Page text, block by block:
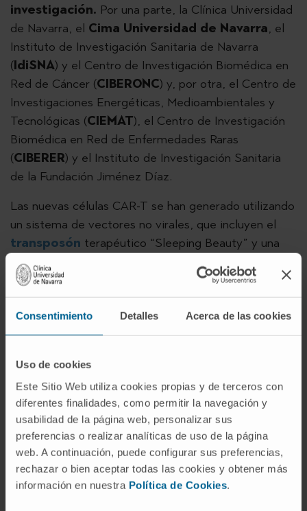
Consentimiento Detalles Acerca de las cookies
Uso de cookies
Este Sitio Web utiliza cookies propias y de terceros con
diferentes finalidades, como permitir la navegación y
usabilidad de la página web, personalizar sus
preferencias o realizar analíticas de uso de la página
web. A continuación, puede configurar sus preferencias,
rechazar o bien aceptar todas las cookies y obtener más
información en nuestra Política de Cookies.
investigación. Por una parte, la Clínica Universidad
de Navarra, el Cima Universidad de Navarra, el
Instituto de Investigación Sanitaria de Navarra
(IdiSNA) y el Centro de Investigación Biomédica en
Red de Cáncer (CIBERONC) y, por otra, el Centro de
Investigaciones Energéticas, Medioambientales y
Tecnológicas (CIEMAT), el Centro de Investigación
Biomédica en Red de Enfermedades Raras
(CIBERER) y el Instituto de Investigación Sanitaria
de la Fundación Jiménez Díaz.
Las nuevas células CAR-T se han generado utilizando
un sistema de vectores no virales, que incluyen el
transposón terapéutico “Sleeping Beauty” y una
molécula que facilita su integración en el ADN de los
linfocitos T del paciente o “transposasa”. Se trata de
una herramienta utilizada en terapia génica que
permite introducir de forma segura y eficaz nuevos
genes en las células diana. Según elDr. Felipe
de la CUN y jefe de grupo del CIBERONC,
componente innovador radica en que hemos
empleado un sistema de transposones para
introducir el CAR dentro de las células T, en
lugar de vectores virales. Si logramos
confirmar la eficacia antitumoral de estas
células CAR-T en pacientes, podríamos estar